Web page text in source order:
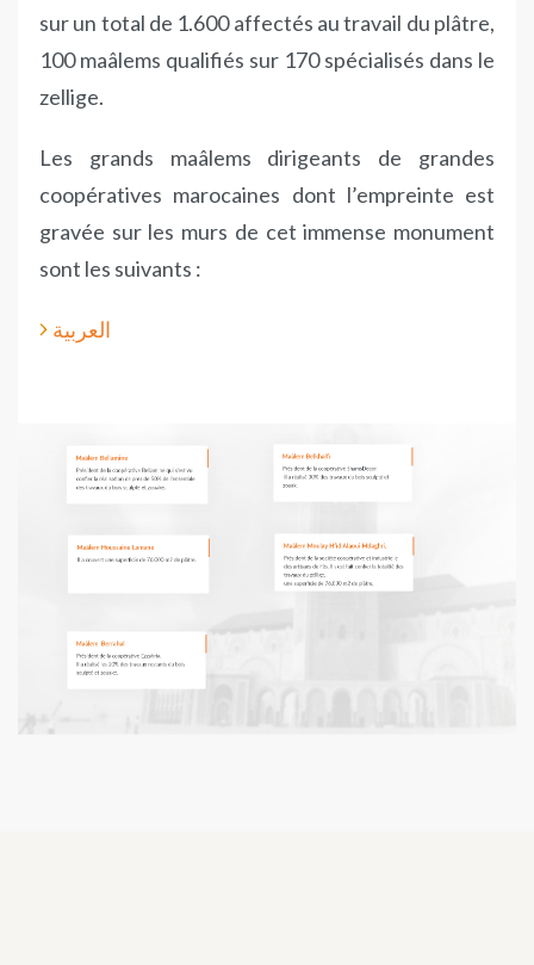
sur un total de 1.600 affectés au travail du plâtre,
100 maâlems qualifiés sur 170 spécialisés dans le
zellige.
Les grands maâlems dirigeants de grandes
coopératives marocaines dont l’empreinte est
gravée sur les murs de cet immense monument
sont les suivants :
العربية